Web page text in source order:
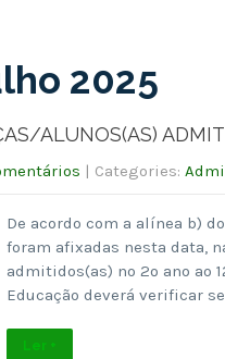
2025
ALUNOS(AS)
| Categories:
De acordo com a alínea b)
foram afixadas nesta data,
admitidos(as) no 2º ano ao
Educação deverá verificar
Ler +